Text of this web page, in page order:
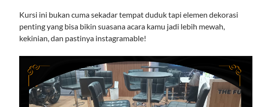
Kursi ini bukan cuma sekadar tempat duduk tapi elemen dekorasi
penting yang bisa bikin suasana acara kamu jadi lebih mewah,
kekinian, dan pastinya instagramable!